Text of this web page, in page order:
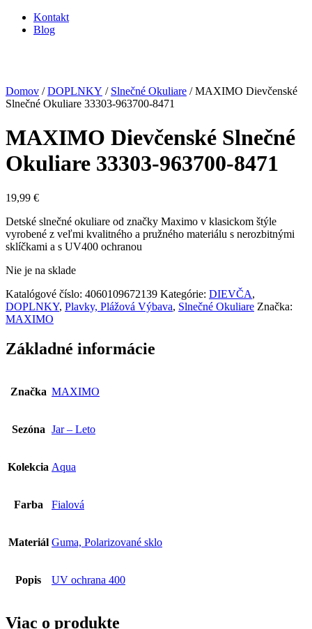
Kontakt
Blog
Domov /DOPLNKY / Slnečné Okuliare / MAXIMO Dievčenské
Slnečné Okuliare 33303-963700-8471
MAXIMO Dievčenské Slnečné
Okuliare 33303-963700-8471
19,99 €
Detské slnečné okuliare od značky Maximo v klasickom štýle
vyrobené z veľmi kvalitného a pružného materiálu s nerozbitnými
sklíčkami a s UV400 ochranou
Nie je na sklade
Katalógové číslo: 4060109672139 Kategórie: DIEVČA,
DOPLNKY, Plavky, Plážová Výbava, Slnečné Okuliare Značka:
MAXIMO
Základné informácie
Značka MAXIMO
Sezóna Jar – Leto
Kolekcia Aqua
Farba Fialová
Materiál Guma, Polarizované sklo
Popis UV ochrana 400
Viac o produkte